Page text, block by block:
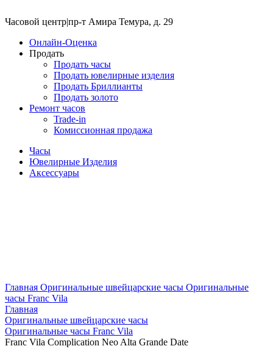
Часовой центр|пр-т Амира Темура, д. 29
Онлайн-Оценка
Продать
Продать часы
Продать ювелирные изделия
Продать Бриллианты
Продать золото
Ремонт часов
Trade-in
Комиссионная продажа
Часы
Ювелирные Изделия
Аксессуары
Главная Оригинальные швейцарские часы Оригинальные
часы Franc Vila
Главная
Оригинальные швейцарские часы
Оригинальные часы Franc Vila
Franc Vila Complication Neo Alta Grande Date